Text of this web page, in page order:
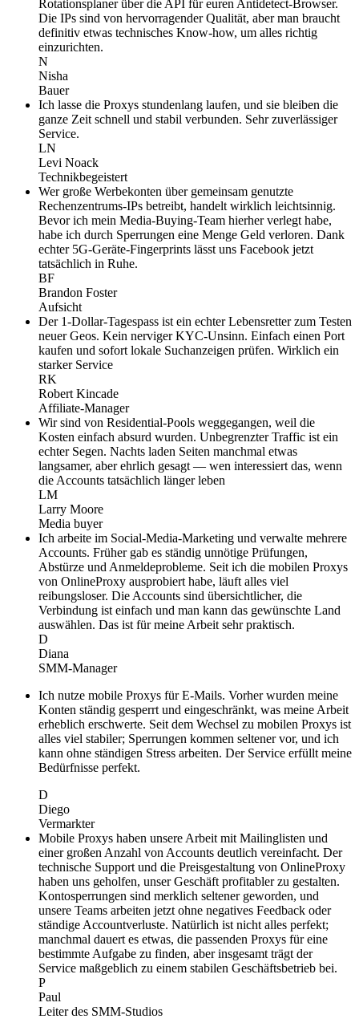
Rotationsplaner über die API für euren Antidetect-Browser.
Die IPs sind von hervorragender Qualität, aber man braucht
definitiv etwas technisches Know-how, um alles richtig
einzurichten.
N
Nisha
Bauer
Ich lasse die Proxys stundenlang laufen, und sie bleiben die
ganze Zeit schnell und stabil verbunden. Sehr zuverlässiger
Service.
LN
Levi Noack
Technikbegeistert
Wer große Werbekonten über gemeinsam genutzte
Rechenzentrums-IPs betreibt, handelt wirklich leichtsinnig.
Bevor ich mein Media-Buying-Team hierher verlegt habe,
habe ich durch Sperrungen eine Menge Geld verloren. Dank
echter 5G-Geräte-Fingerprints lässt uns Facebook jetzt
tatsächlich in Ruhe.
BF
Brandon Foster
Aufsicht
Der 1-Dollar-Tagespass ist ein echter Lebensretter zum Testen
neuer Geos. Kein nerviger KYC-Unsinn. Einfach einen Port
kaufen und sofort lokale Suchanzeigen prüfen. Wirklich ein
starker Service
RK
Robert Kincade
Affiliate-Manager
Wir sind von Residential-Pools weggegangen, weil die
Kosten einfach absurd wurden. Unbegrenzter Traffic ist ein
echter Segen. Nachts laden Seiten manchmal etwas
langsamer, aber ehrlich gesagt — wen interessiert das, wenn
die Accounts tatsächlich länger leben
LM
Larry Moore
Media buyer
Ich arbeite im Social-Media-Marketing und verwalte mehrere
Accounts. Früher gab es ständig unnötige Prüfungen,
Abstürze und Anmeldeprobleme. Seit ich die mobilen Proxys
von OnlineProxy ausprobiert habe, läuft alles viel
reibungsloser. Die Accounts sind übersichtlicher, die
Verbindung ist einfach und man kann das gewünschte Land
auswählen. Das ist für meine Arbeit sehr praktisch.
D
Diana
SMM-Manager
Ich nutze mobile Proxys für E-Mails. Vorher wurden meine
Konten ständig gesperrt und eingeschränkt, was meine Arbeit
erheblich erschwerte. Seit dem Wechsel zu mobilen Proxys ist
alles viel stabiler; Sperrungen kommen seltener vor, und ich
kann ohne ständigen Stress arbeiten. Der Service erfüllt meine
Bedürfnisse perfekt.
D
Diego
Vermarkter
Mobile Proxys haben unsere Arbeit mit Mailinglisten und
einer großen Anzahl von Accounts deutlich vereinfacht. Der
technische Support und die Preisgestaltung von OnlineProxy
haben uns geholfen, unser Geschäft profitabler zu gestalten.
Kontosperrungen sind merklich seltener geworden, und
unsere Teams arbeiten jetzt ohne negatives Feedback oder
ständige Accountverluste. Natürlich ist nicht alles perfekt;
manchmal dauert es etwas, die passenden Proxys für eine
bestimmte Aufgabe zu finden, aber insgesamt trägt der
Service maßgeblich zu einem stabilen Geschäftsbetrieb bei.
P
Paul
Leiter des SMM-Studios